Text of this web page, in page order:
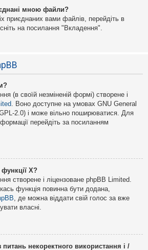
мною файли?
приєднаних вами файлів, перейдіть в
на посилання "Вкладення".
(в своїй незміненій формі) створене і
. Воно доступне на умовах GNU General
2.0) і може вільно поширюватися. Для
перейдіть за посиланням
X?
створене і ліцензоване phpBB Limited.
функція повинна бути додана,
, де можна віддати свій голос за вже
власні.
некоректного використання і /